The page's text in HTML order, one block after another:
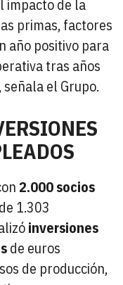
impacto de la
primas, factores
año positivo para
tras años
el Grupo.
2.000 socios
1.303
inversiones
de euros
de producción,